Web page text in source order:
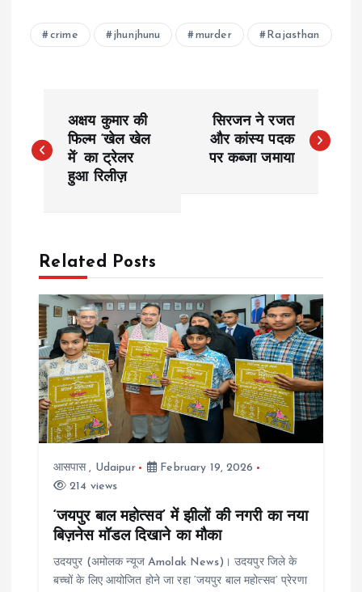
crime jhunjhunu murder Rajasthan
o
n
a
v
g
अक्षय कुमार की
फिल्म ‘खेल खेल
में’ का ट्रेलर
हुआ रिलीज़
सिरजन ने रजत
और कांस्य पदक
पर कब्जा जमाया
Related Posts
आसपास, Udaipur
February 19, 2026
214 views
‘जयपुर बाल महोत्सव’ में झीलों की नगरी का नया
बिज़नेस मॉडल दिखाने का मौका
उदयपुर (अमोलक न्यूज Amolak News)। उदयपुर जिले के
बच्चों के लिए आयोजित होने जा रहा ‘जयपुर बाल महोत्सव’ प्रेरणा